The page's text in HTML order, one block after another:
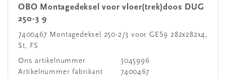
OBO Montagedeksel voor vloer(trek)doos DUG
250-3 9
7400467 Montagedeksel 250-2/3 voor GES9 282x282x4,
St, FS
Ons artikelnummer
3045996
Artikelnummer fabrikant
7400467